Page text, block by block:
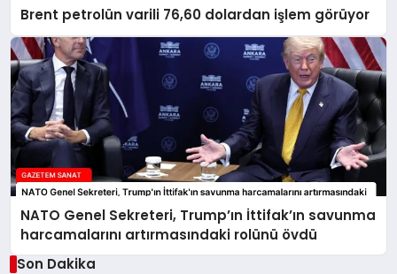
Brent petrolün varili 76,60 dolardan işlem görüyor
NATO Genel Sekreteri, Trump’ın İttifak’ın savunma
harcamalarını artırmasındaki rolünü övdü
Son Dakika